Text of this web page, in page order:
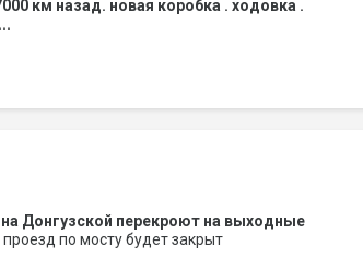
км назад. новая коробка . ходовка .
Донгузской перекроют на выходные
проезд по мосту будет закрыт